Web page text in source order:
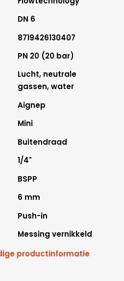
DN 6
8719426130407
PN 20 (20 bar)
Lucht, neutrale
gassen, water
Aignep
Mini
Buitendraad
1/4"
BSPP
6 mm
Push-in
Messing vernikkeld
productinformatie